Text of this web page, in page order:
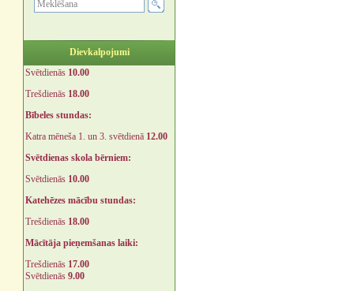
Dievkalpojumi
Svētdienās 10.00
Trešdienās 18.00
Bībeles stundas:
Katra mēneša 1. un 3. svētdienā 12.00
Svētdienas skola bērniem:
Svētdienās 10.00
Katehēzes mācību stundas:
Trešdienās 18.00
Mācītāja pieņemšanas laiki:
Trešdienās 17.00
Svētdienās 9.00